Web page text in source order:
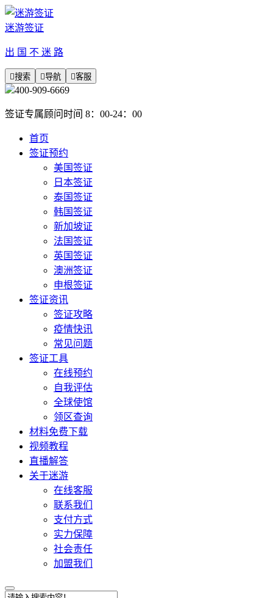
迷游签证
出 国 不 迷 路
搜索 导航 客服
400-909-6669
签证专属顾问时间 8：00-24：00
首页
签证预约
美国签证
日本签证
泰国签证
韩国签证
新加坡证
法国签证
英国签证
澳洲签证
申根签证
签证资讯
签证攻略
疫情快讯
常见问题
签证工具
在线预约
自我评估
全球使馆
领区查询
材料免费下载
视频教程
直播解答
关于迷游
在线客服
联系我们
支付方式
实力保障
社会责任
加盟我们